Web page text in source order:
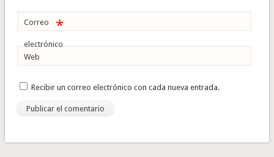
Correo
electrónico
*
Web
Recibir un correo electrónico con cada nueva entrada.